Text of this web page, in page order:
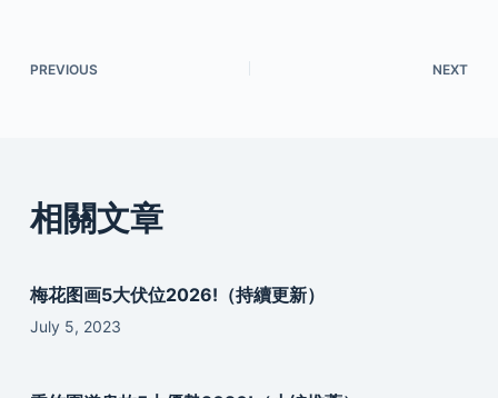
PREVIOUS NEXT
相關文章
梅花图画5大伏位2026!（持續更新）
July 5, 2023